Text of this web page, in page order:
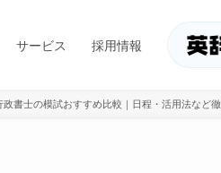
サービス 採用情報
政書士の模試おすすめ比較｜日程・活用法など